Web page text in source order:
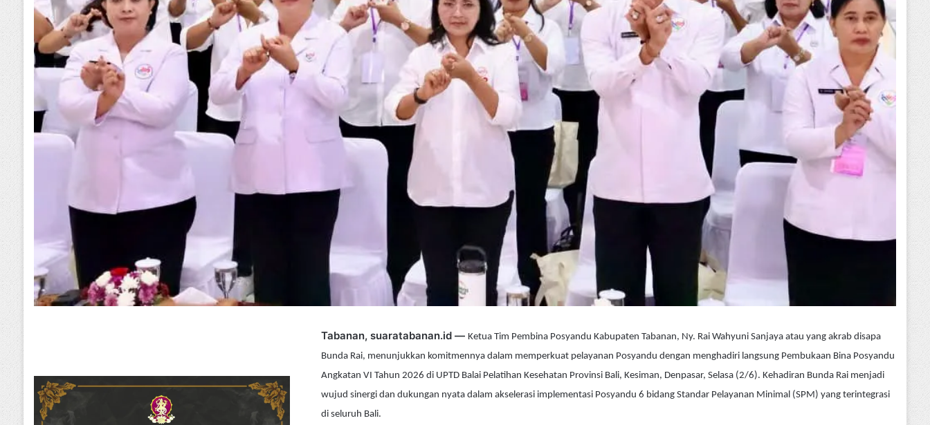
Tabanan, suaratabanan.id — Ketua Tim Pembina Posyandu Kabupaten Tabanan, Ny. Rai Wahyuni Sanjaya atau yang akrab disapa
Bunda Rai, menunjukkan komitmennya dalam memperkuat pelayanan Posyandu dengan menghadiri langsung Pembukaan Bina Posyandu
Angkatan VI Tahun 2026 di UPTD Balai Pelatihan Kesehatan Provinsi Bali, Kesiman, Denpasar, Selasa (2/6). Kehadiran Bunda Rai menjadi
wujud sinergi dan dukungan nyata dalam akselerasi implementasi Posyandu 6 bidang Standar Pelayanan Minimal (SPM) yang terintegrasi
di seluruh Bali.